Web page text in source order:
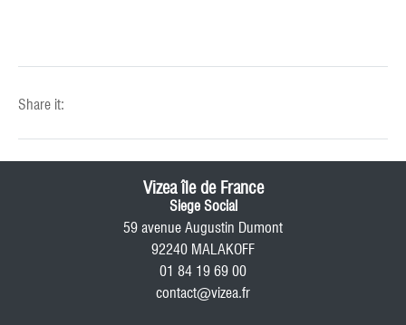
Share it:
Vizea île de France
Siege Social
59 avenue Augustin Dumont
92240 MALAKOFF
01 84 19 69 00
contact@vizea.fr